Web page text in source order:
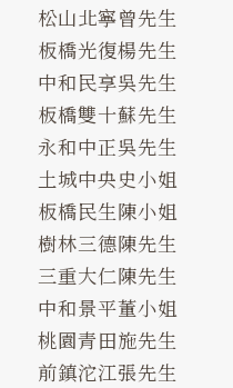
松山北寧曾先生
板橋光復楊先生
中和民享吳先生
板橋雙十蘇先生
永和中正吳先生
土城中央史小姐
板橋民生陳小姐
樹林三德陳先生
三重大仁陳先生
中和景平董小姐
桃園青田施先生
前鎮沱江張先生